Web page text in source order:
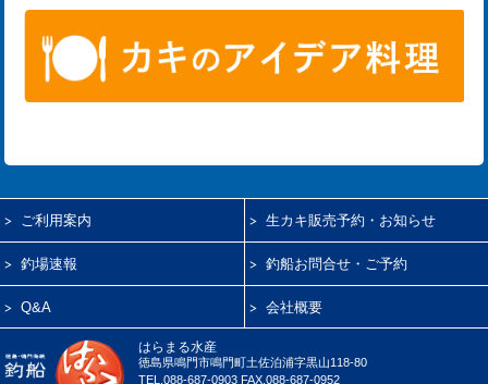
ご利用案内 生カキ販売予約・お知らせ
釣場速報 釣船お問合せ・ご予約
Q&A 会社概要
はらまる水産
徳島県鳴門市鳴門町土佐泊浦字黒山118-80
TEL.088-687-0903 FAX.088-687-0952